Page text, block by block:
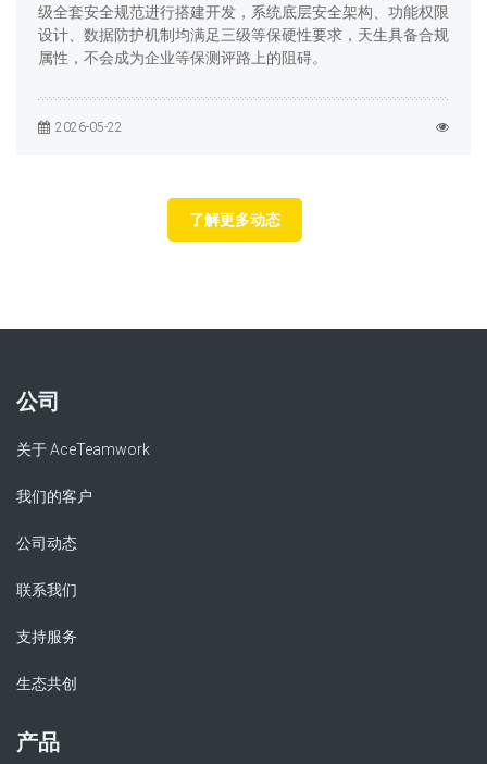
级全套安全规范进行搭建开发，系统底层安全架构、功能权限
设计、数据防护机制均满足三级等保硬性要求，天生具备合规
属性，不会成为企业等保测评路上的阻碍。
2026-05-22
了解更多动态
公司
关于 AceTeamwork
我们的客户
公司动态
联系我们
支持服务
生态共创
产品